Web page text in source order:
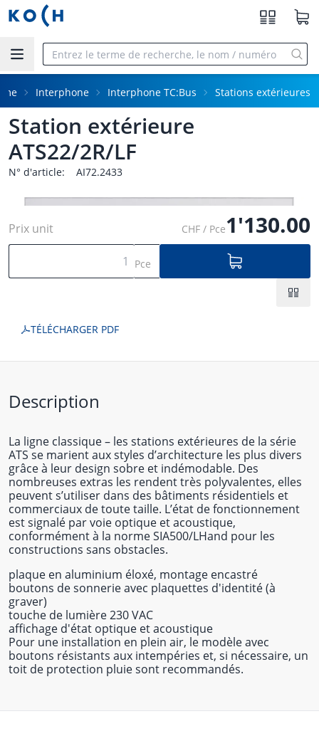
Aller au contenu principal
Interphone Interphone TC:Bus Stations extérieures
Station extérieure
ATS22/2R/LF
N° d'article: AI72.2433
Prix unit CHF / Pce1'130.00
Pce
TÉLÉCHARGER PDF
Description
La ligne classique – les stations extérieures de la série
ATS se marient aux styles d’architecture les plus divers
grâce à leur design sobre et indémodable. Des
nombreuses extras les rendent très polyvalentes, elles
peuvent s’utiliser dans des bâtiments résidentiels et
commerciaux de toute taille. L’état de fonctionnement
est signalé par voie optique et acoustique,
conformément à la norme SIA500/LHand pour les
constructions sans obstacles.
plaque en aluminium éloxé, montage encastré
boutons de sonnerie avec plaquettes d'identité (à
graver)
touche de lumière 230 VAC
affichage d'état optique et acoustique
Pour une installation en plein air, le modèle avec
boutons résistants aux intempéries et, si nécessaire, un
toit de protection pluie sont recommandés.